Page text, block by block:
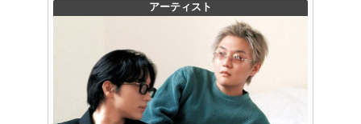
アーティスト